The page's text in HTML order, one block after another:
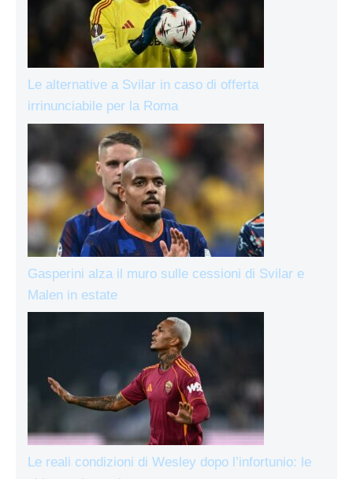
Le alternative a Svilar in caso di offerta
irrinunciabile per la Roma
Gasperini alza il muro sulle cessioni di Svilar e
Malen in estate
Le reali condizioni di Wesley dopo l’infortunio: le